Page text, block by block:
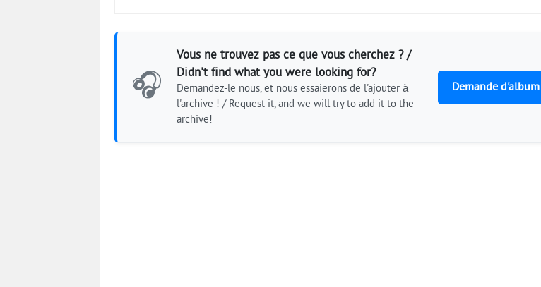
🎧
Vous ne trouvez pas ce que vous cherchez ? /
Didn't find what you were looking for?
Demandez-le nous, et nous essaierons de l'ajouter à
l'archive ! / Request it, and we will try to add it to the
archive!
Demande